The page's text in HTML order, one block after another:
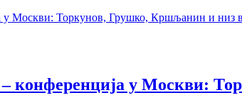
– конференција у Москви: